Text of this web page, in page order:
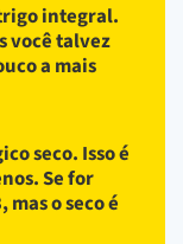
integral.
você talvez
a mais
seco. Isso é
Se for
o seco é